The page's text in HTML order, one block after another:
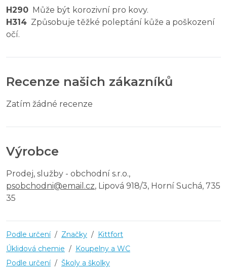
H290 Může být korozivní pro kovy.
H314 Způsobuje těžké poleptání kůže a poškození
očí.
Recenze našich zákazníků
Zatím žádné recenze
Výrobce
Prodej, služby - obchodní s.r.o.,
psobchodni@email.cz, Lipová 918/3, Horní Suchá, 735
35
Podle určení / Značky / Kittfort
Úklidová chemie / Koupelny a WC
Podle určení / Školy a školky